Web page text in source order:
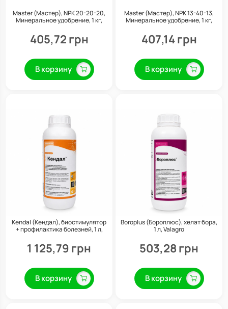
Master (Мастер), NPK 20-20-20,
Минеральное удобрение, 1 кг,
405,72 грн
В корзину
Master (Мастер), NPK 13-40-13,
Минеральное удобрение, 1 кг,
407,14 грн
В корзину
Kendal (Кендал), биостимулятор
+ профилактика болезней, 1 л,
1 125,79 грн
В корзину
Boroplus (Бороплюс), хелат бора,
1 л, Valagro
503,28 грн
В корзину